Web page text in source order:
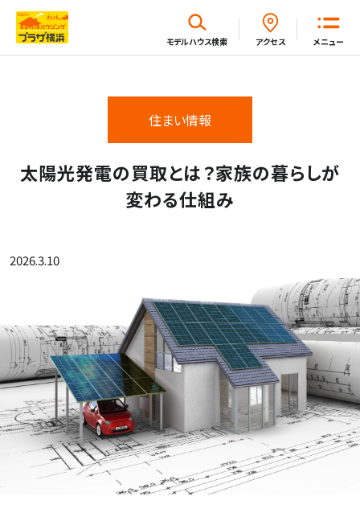
メニュー
モデルハウス検索 アクセス
住まい情報
太陽光発電の買取とは？家族の暮らしが
変わる仕組み
2026.3.10
閉じる
イベント・セミナー・キャンペーン一覧
新着情報一覧
施設・サービス
アクセス